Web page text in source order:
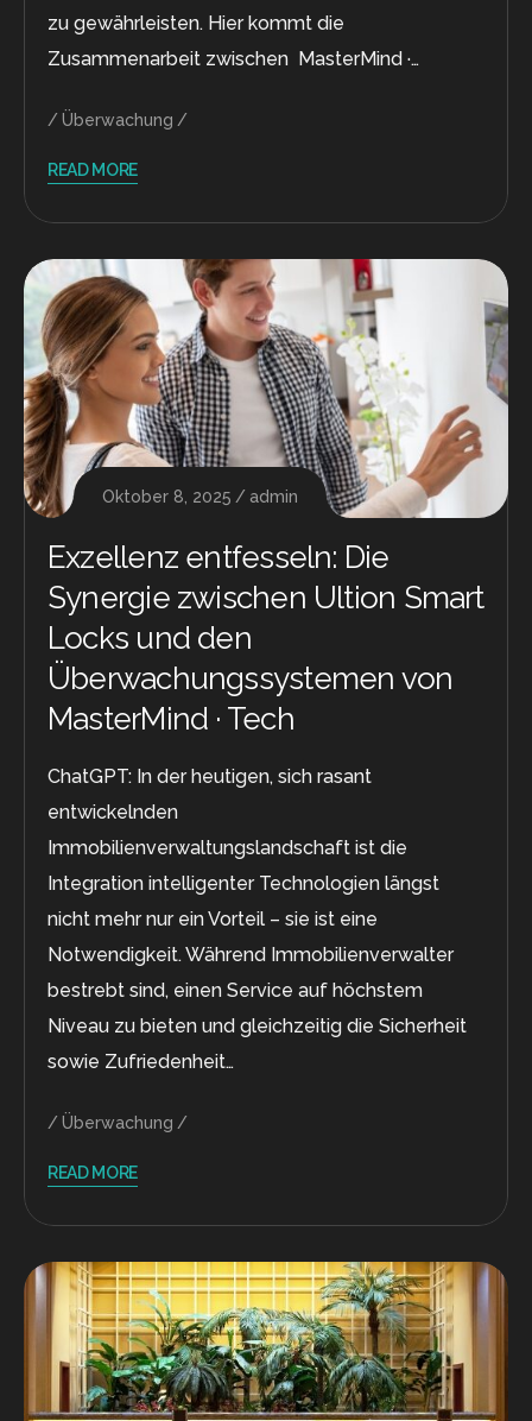
zu gewährleisten. Hier kommt die
Zusammenarbeit zwischen MasterMind ·…
Überwachung
READ MORE
Oktober 8, 2025 admin
Exzellenz entfesseln: Die
Synergie zwischen Ultion Smart
Locks und den
Überwachungssystemen von
MasterMind · Tech
ChatGPT: In der heutigen, sich rasant
entwickelnden
Immobilienverwaltungslandschaft ist die
Integration intelligenter Technologien längst
nicht mehr nur ein Vorteil – sie ist eine
Notwendigkeit. Während Immobilienverwalter
bestrebt sind, einen Service auf höchstem
Niveau zu bieten und gleichzeitig die Sicherheit
sowie Zufriedenheit…
Überwachung
READ MORE